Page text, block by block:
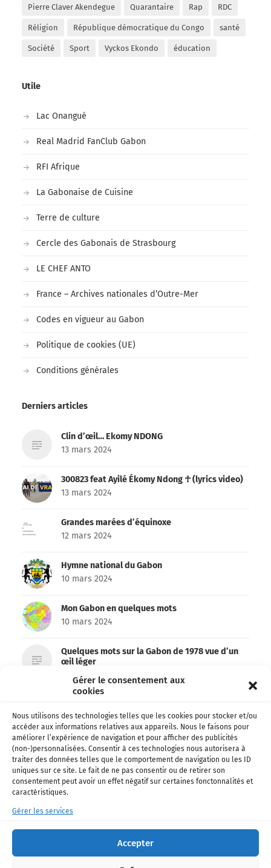
Gérer le consentement aux
cookies
Nous utilisons des technologies telles que les cookies pour stocker et/ou
accéder aux informations relatives aux appareils. Nous le faisons pour
améliorer l’expérience de navigation et pour afficher des publicités
(non-)personnalisées. Consentir à ces technologies nous autorisera à
traiter des données telles que le comportement de navigation ou les ID
uniques sur ce site. Le fait de ne pas consentir ou de retirer son
consentement peut avoir un effet négatif sur certaines fonctonnalités et
caractéristiques.
Gérer les services
Accepter
Pierre Claver Akendegue Quarantaire Rap RDC
Réligion République démocratique du Congo santé
Société Sport Vyckos Ekondo éducation
Utile
Lac Onangué
Real Madrid FanClub Gabon
RFI Afrique
La Gabonaise de Cuisine
Terre de culture
Cercle des Gabonais de Strasbourg
LE CHEF ANTO
France – Archives nationales d’Outre-Mer
Codes en vigueur au Gabon
Politique de cookies (UE)
Conditions générales
Derniers articles
Clin d’œil… Ekomy NDONG
13 mars 2024
300823 feat Ayilé Ékomy Ndong ☥ (lyrics video)
13 mars 2024
Grandes marées d’équinoxe
12 mars 2024
Hymne national du Gabon
10 mars 2024
Mon Gabon en quelques mots
10 mars 2024
Quelques mots sur la Gabon de 1978 vue d’un
œil léger
7 mars 2024
6 mars 2024
Emma’a et Don’zer bien partis pour remporter
le Kora !
26 février 2024
Football • Ligue 1 – Officiel: Shavy Babicka
18 janvier 2024
La chanteuse Paola de retour avec un nouveau